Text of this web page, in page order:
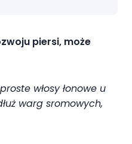
piersi, może
włosy łonowe u
warg sromowych,